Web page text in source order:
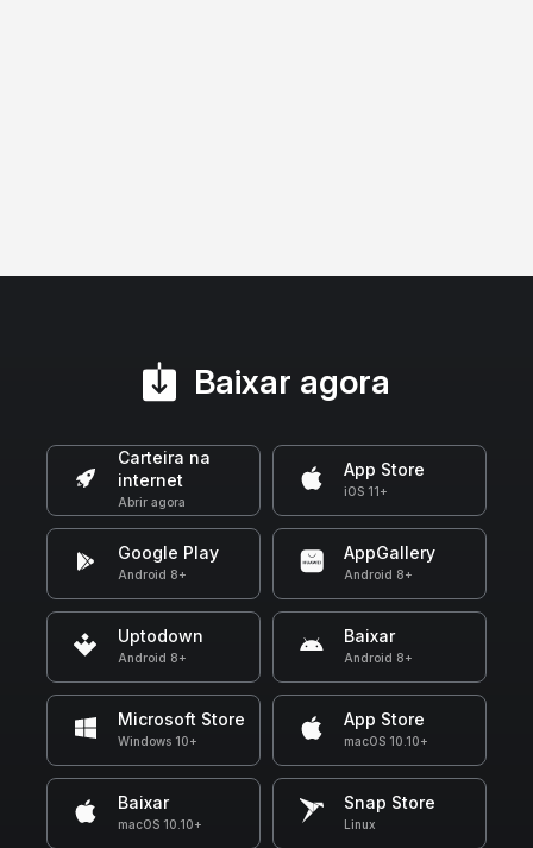
Baixar agora
Carteira na
internet
Abrir agora
App Store
iOS 11+
Google Play
Android 8+
AppGallery
Android 8+
Uptodown
Android 8+
Baixar
Android 8+
Microsoft Store
Windows 10+
App Store
macOS 10.10+
Baixar
macOS 10.10+
Snap Store
Linux